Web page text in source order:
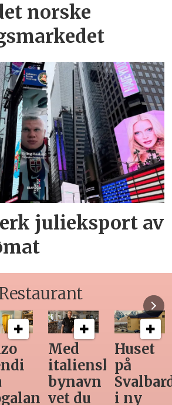
norske
julieksport av
Ny
teknologi
gjør
manuell
Siste
Horeca-
før